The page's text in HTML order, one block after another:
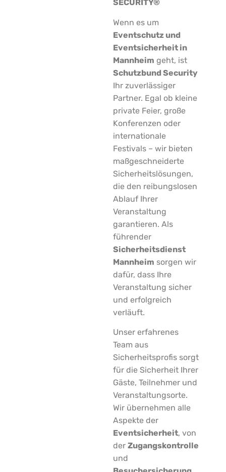
SECURITY®
Wenn es um
Eventschutz und
Eventsicherheit in
Mannheim geht, ist
Schutzbund Security
Ihr zuverlässiger
Partner. Egal ob kleine
private Feier, große
Konferenzen oder
internationale
Festivals – wir bieten
maßgeschneiderte
Sicherheitslösungen,
die den reibungslosen
Ablauf Ihrer
Veranstaltung
garantieren. Als
führender
Sicherheitsdienst
Mannheim sorgen wir
dafür, dass Ihre
Veranstaltung sicher
und erfolgreich
verläuft.
Unser erfahrenes
Team aus
Sicherheitsprofis sorgt
für die Sicherheit Ihrer
Gäste, Teilnehmer und
Veranstaltungsorte.
Wir übernehmen alle
Aspekte der
Eventsicherheit, von
der Zugangskontrolle
und